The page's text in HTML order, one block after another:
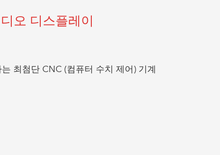
오 디스플레이
최첨단 CNC (컴퓨터 수치 제어) 기계